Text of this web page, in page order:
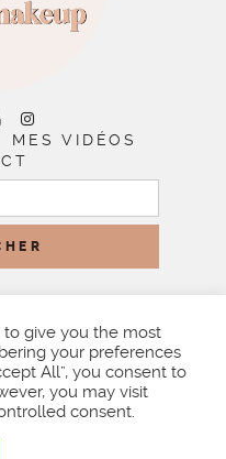
MES VIDÉOS
:
SHOP
give you the most
your preferences
All”, you consent to
you may visit
consent.